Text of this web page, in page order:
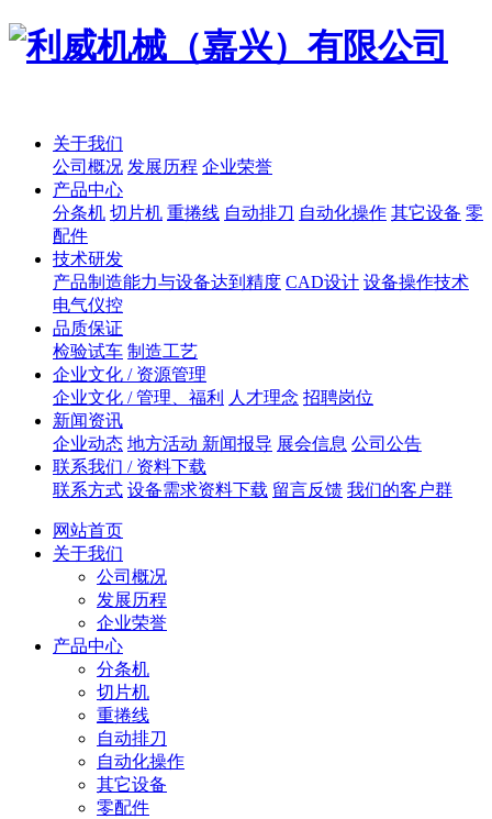
关于我们
公司概况 发展历程 企业荣誉
产品中心
分条机 切片机 重捲线 自动排刀 自动化操作 其它设备 零
配件
技术研发
产品制造能力与设备达到精度 CAD设计 设备操作技术
电气仪控
品质保证
检验试车 制造工艺
企业文化 / 资源管理
企业文化 / 管理、福利
人才理念 招聘岗位
新闻资讯
企业动态 地方活动 新闻报导 展会信息 公司公告
联系我们 / 资料下载
联系方式 设备需求资料下载 留言反馈 我们的客户群
网站首页
关于我们
公司概况
发展历程
企业荣誉
产品中心
分条机
切片机
重捲线
自动排刀
自动化操作
其它设备
零配件